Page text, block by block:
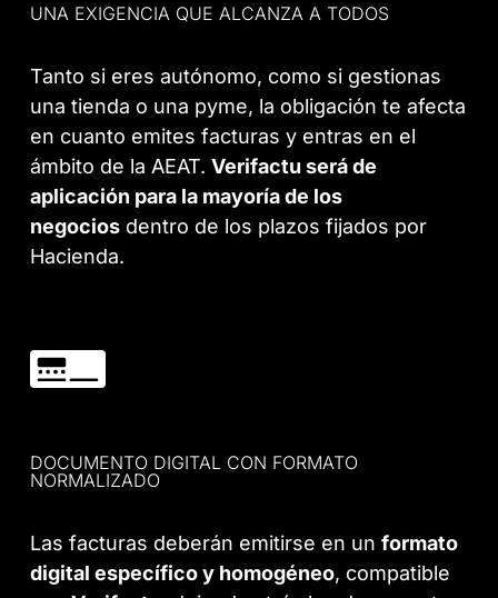
UNA EXIGENCIA QUE ALCANZA A TODOS
Tanto si eres autónomo, como si gestionas
una tienda o una pyme, la obligación te afecta
en cuanto emites facturas y entras en el
ámbito de la AEAT.Verifactu será de
aplicación para la mayoría de los
negocios dentro de los plazos fijados por
Hacienda.
DOCUMENTO DIGITAL CON FORMATO
NORMALIZADO
Las facturas deberán emitirse en unformato
digital específico y homogéneo, compatible